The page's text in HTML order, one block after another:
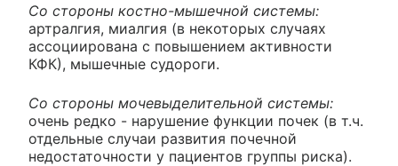
Со стороны костно-мышечной системы:
артралгия, миалгия (в некоторых случаях
ассоциирована с повышением активности
КФК), мышечные судороги.
Со стороны мочевыделительной системы:
очень редко - нарушение функции почек (в т.ч.
отдельные случаи развития почечной
недостаточности у пациентов группы риска).